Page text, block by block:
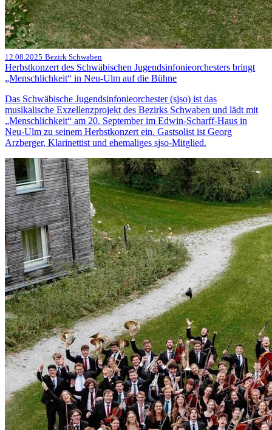
12.08.2025 Bezirk Schwaben
Herbstkonzert des Schwäbischen Jugendsinfonieorchesters bringt
„Menschlichkeit“ in Neu-Ulm auf die Bühne
Das Schwäbische Jugendsinfonieorchester (sjso) ist das
musikalische Exzellenzprojekt des Bezirks Schwaben und lädt mit
„Menschlichkeit“ am 20. September im Edwin-Scharff-Haus in
Neu-Ulm zu seinem Herbstkonzert ein. Gastsolist ist Georg
Arzberger, Klarinettist und ehemaliges sjso-Mitglied.